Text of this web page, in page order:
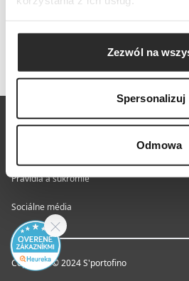
Zezwól na
Spersonalizuj
Odmowa
O nás
Pravidlá a súkromie
Sociálne média
Copyright © 2024 S'portofino